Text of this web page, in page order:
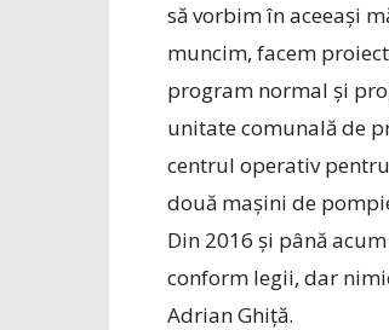
să vorbim în aceeași
muncim, facem
program normal și
unitate comunală de
centrul operativ
două mașini de
Din 2016 și până
conform legii, dar
Adrian Ghiță.